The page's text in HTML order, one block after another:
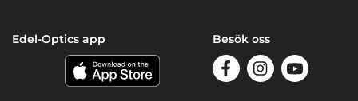
Edel-Optics app Besök oss